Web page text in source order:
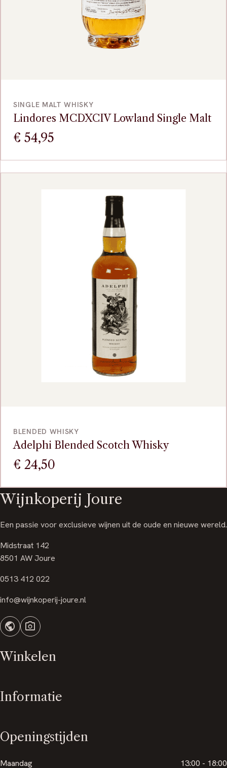
SINGLE MALT WHISKY
Lindores MCDXCIV Lowland Single Malt
€ 54,95
BLENDED WHISKY
Adelphi Blended Scotch Whisky
€ 24,50
Wijnkoperij Joure
Een passie voor exclusieve wijnen uit de oude en nieuwe wereld.
Midstraat 142
8501 AW Joure
0513 412 022
info@wijnkoperij-joure.nl
public photo_camera
Winkelen
Informatie
Openingstijden
Maandag 13:00 - 18:00